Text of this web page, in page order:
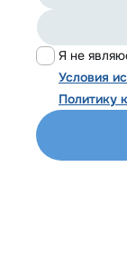
Я не
Условия
Политику